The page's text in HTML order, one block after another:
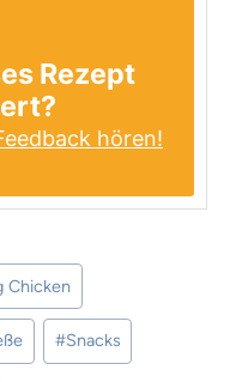
Rezept
hören!
Chicken
#Snacks